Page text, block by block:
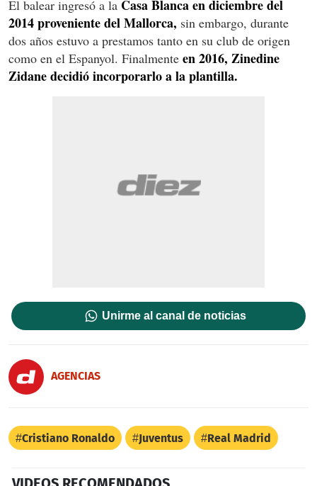
El balear ingresó a la Casa Blanca en diciembre del
2014 proveniente del Mallorca, sin embargo, durante
dos años estuvo a prestamos tanto en su club de origen
como en el Espanyol. Finalmente en 2016, Zinedine
Zidane decidió incorporarlo a la plantilla.
Unirme al canal de noticias
AGENCIAS
Cristiano Ronaldo Juventus Real Madrid